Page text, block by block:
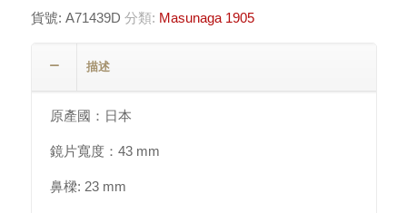
貨號: A71439D 分類: Masunaga 1905
描述
原產國：日本
鏡片寬度：43 mm
鼻樑: 23 mm